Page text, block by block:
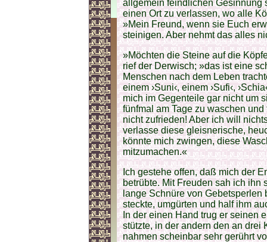
allgemein feindlichen Gesinnung
einen Ort zu verlassen, wo alle
»Mein Freund, wenn sie Euch
steinigen. Aber nehmt das alles
»Möchten die Steine auf die
rief der Derwisch; »das ist eine
Menschen nach dem Leben
einem ›Suni‹, einem ›Sufi‹,
mich im Gegenteile gar nicht um
fünfmal am Tage zu waschen
nicht zufrieden! Aber ich will
verlasse diese gleisnerische,
könnte mich zwingen, diese
mitzumachen.«
Ich gestehe offen, daß mich der
betrübte. Mit Freuden sah ich ihn
lange Schnüre von Gebetsperlen
steckte, umgürten und half ihm
In der einen Hand trug er seinen
stützte, in der andern den an drei
nahmen scheinbar sehr gerührt